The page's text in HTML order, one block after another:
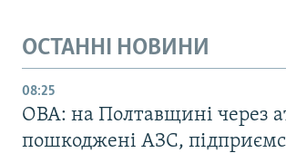
ОСТАННІ НОВИНИ
08:25
ОВА: на Полтавщині через
пошкоджені АЗС,